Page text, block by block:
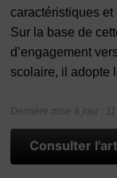
caractéristiques et
Sur la base de
d’engagement
scolaire, il adopte
Dernière mise à jour :
Consulter